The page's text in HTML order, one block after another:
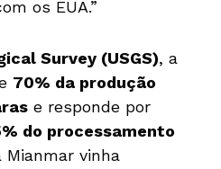
os EUA.”
Survey (USGS), a
70% da produção
e responde por
do processamento
Mianmar vinha